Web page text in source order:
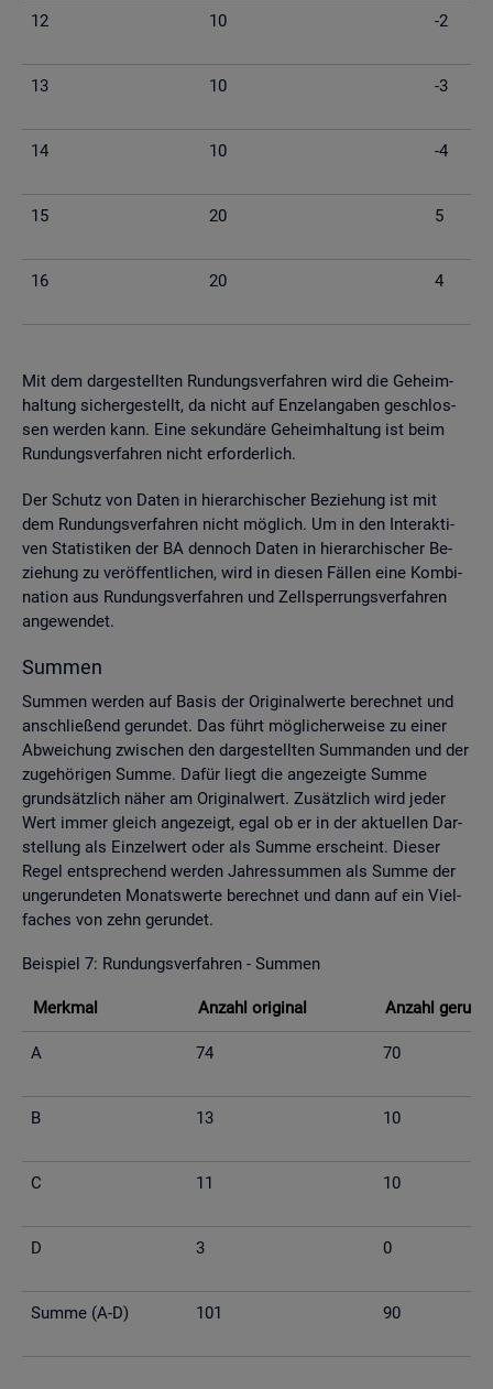
12 10 -2
13 10 -3
14 10 -4
15 20 5
16 20 4
Mit dem dar­ge­stell­ten Run­dungs­ver­fah­ren wird die Ge­heim­
hal­tung si­cher­ge­stellt, da nicht auf En­zel­an­ga­ben ge­schlos­
sen wer­den kann. Eine se­kun­dä­re Ge­heim­hal­tung ist beim
Run­dungs­ver­fah­ren nicht er­for­der­lich.
Der Schutz von Daten in hier­ar­chi­scher Be­zie­hung ist mit
dem Run­dungs­ver­fah­ren nicht mög­lich. Um in den In­ter­ak­ti­
ven Sta­tis­ti­ken der BA den­noch Daten in hier­ar­chi­scher Be­
zie­hung zu ver­öf­fent­li­chen, wird in die­sen Fäl­len eine Kom­bi­
na­ti­on aus Run­dungs­ver­fah­ren und Zell­sper­rungs­ver­fah­ren
an­ge­wen­det.
Sum­men
Sum­men wer­den auf Basis der Ori­gi­nal­wer­te be­rech­net und
an­schlie­ßend ge­run­det. Das führt mög­li­cher­wei­se zu einer
Ab­wei­chung zwi­schen den dar­ge­stell­ten Sum­man­den und der
zu­ge­hö­ri­gen Summe. Dafür liegt die an­ge­zeig­te Summe
grund­sätz­lich näher am Ori­gi­nal­wert. Zu­sätz­lich wird jeder
Wert immer gleich an­ge­zeigt, egal ob er in der ak­tu­el­len Dar­
stel­lung als Ein­zel­wert oder als Summe er­scheint. Die­ser
Regel ent­spre­chend wer­den Jah­res­sum­men als Summe der
un­ge­run­de­ten Mo­nats­wer­te be­rech­net und dann auf ein Viel­
fa­ches von zehn ge­run­det.
Bei­spiel 7: Run­dungs­ver­fah­ren - Sum­men
Merk­mal An­zahl ori­gi­nal An­zahl
A 74 70
B 13 10
C 11 10
D 3 0
Summe (A-D) 101 90